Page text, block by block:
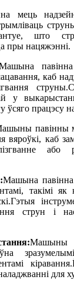
мець
што
пры нацяжэнні.
каб
у
ўсяго працэсу
павінны
вяроўкі, каб
або
Машына павінна
такімі як
струн і
Машыны
для